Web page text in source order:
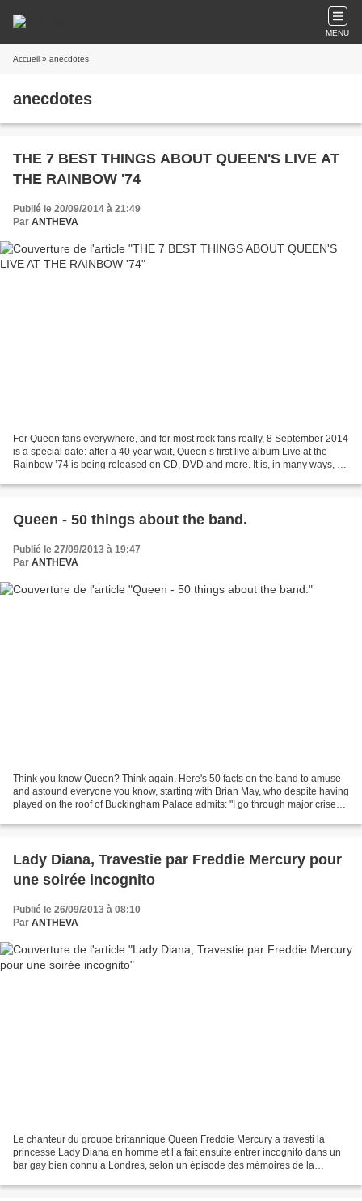
MENU
Accueil » anecdotes
anecdotes
THE 7 BEST THINGS ABOUT QUEEN'S LIVE AT
THE RAINBOW '74
Publié le 20/09/2014 à 21:49
Par ANTHEVA
For Queen fans everywhere, and for most rock fans really, 8 September 2014
is a special date: after a 40 year wait, Queen’s first live album Live at the
Rainbow ’74 is being released on CD, DVD and more. It is, in many ways, a
Queen - 50 things about the band.
Publié le 27/09/2013 à 19:47
Par ANTHEVA
Think you know Queen? Think again. Here's 50 facts on the band to amuse
and astound everyone you know, starting with Brian May, who despite having
played on the roof of Buckingham Palace admits: "I go through major crises
Lady Diana, Travestie par Freddie Mercury pour
une soirée incognito
Publié le 26/09/2013 à 08:10
Par ANTHEVA
Le chanteur du groupe britannique Queen Freddie Mercury a travesti la
princesse Lady Diana en homme et l’a fait ensuite entrer incognito dans un
bar gay bien connu à Londres, selon un épisode des mémoires de la